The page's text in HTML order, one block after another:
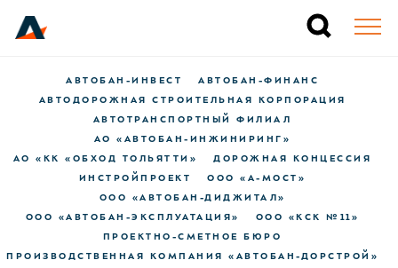
АВТОБАН-ИНВЕСТ АВТОБАН-ФИНАНС
АВТОДОРОЖНАЯ СТРОИТЕЛЬНАЯ КОРПОРАЦИЯ
АВТОТРАНСПОРТНЫЙ ФИЛИАЛ
АО «АВТОБАН-ИНЖИНИРИНГ»
АО «КК «ОБХОД ТОЛЬЯТТИ» ДОРОЖНАЯ КОНЦЕССИЯ
ИНСТРОЙПРОЕКТ ООО «А-МОСТ»
ООО «АВТОБАН-ДИДЖИТАЛ»
ООО «АВТОБАН-ЭКСПЛУАТАЦИЯ» ООО «КСК №11»
ПРОЕКТНО-СМЕТНОЕ БЮРО
ПРОИЗВОДСТВЕННАЯ КОМПАНИЯ «АВТОБАН-ДОРСТРОЙ»